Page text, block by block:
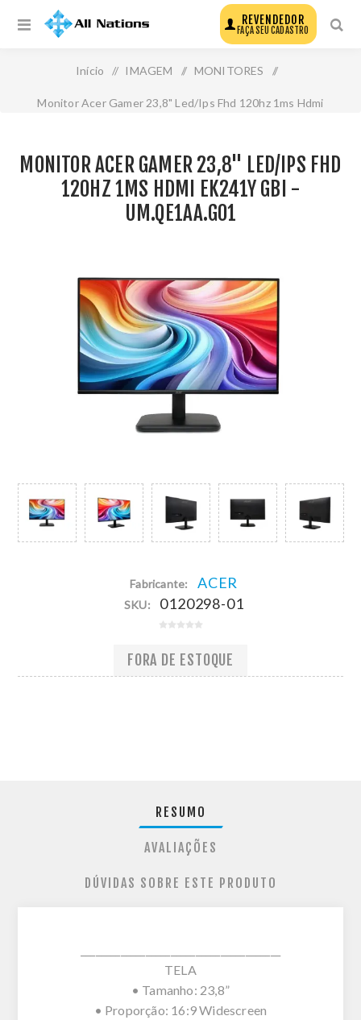
REVENDEDOR
FAÇA SEU CADASTRO
Início / IMAGEM / MONITORES /
Monitor Acer Gamer 23,8" Led/Ips Fhd 120hz 1ms Hdmi
MONITOR ACER GAMER 23,8" LED/IPS FHD
120HZ 1MS HDMI EK241Y GBI -
UM.QE1AA.G01
Fabricante: ACER
SKU: 0120298-01
FORA DE ESTOQUE
RESUMO
AVALIAÇÕES
DÚVIDAS SOBRE ESTE PRODUTO
TELA
• Tamanho: 23,8”
• Proporção: 16:9 Widescreen